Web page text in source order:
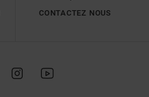
CONTACTEZ NOUS